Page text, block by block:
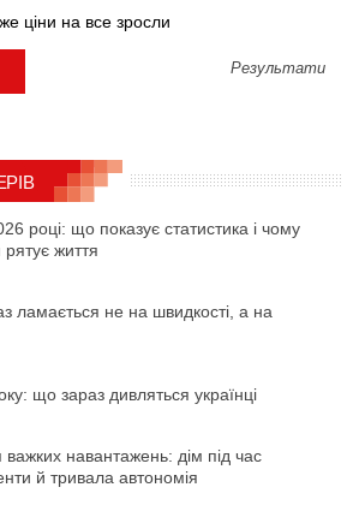
ціни на все зросли
Результати
році: що показує статистика і чому
життя
ламається не на швидкості, а на
що зараз дивляться українці
навантажень: дім під час
й тривала автономія